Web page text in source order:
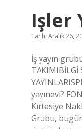
Işler
Tarih: Aralık 26,
İş yayın
TAKIMIBİLGİ
yayınevi?
Kırtasiye
Grubu, bugün